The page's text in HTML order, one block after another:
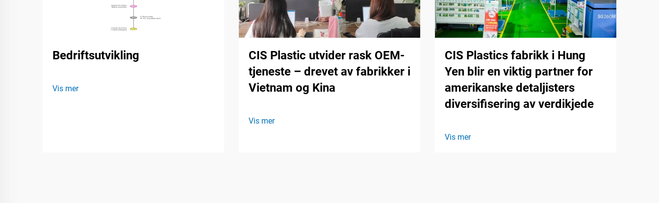
Bedriftsutvikling
Vis mer
CIS Plastic utvider rask OEM-
tjeneste – drevet av fabrikker i
Vietnam og Kina
Vis mer
CIS Plastics fabrikk i Hung
Yen blir en viktig partner for
amerikanske detaljisters
diversifisering av verdikjede
Vis mer